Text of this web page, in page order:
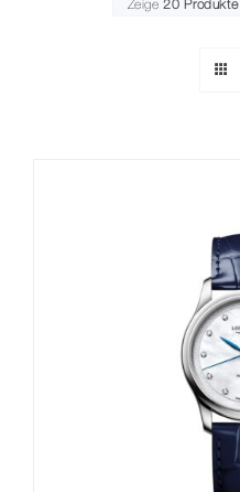
Zeige20 Produkte